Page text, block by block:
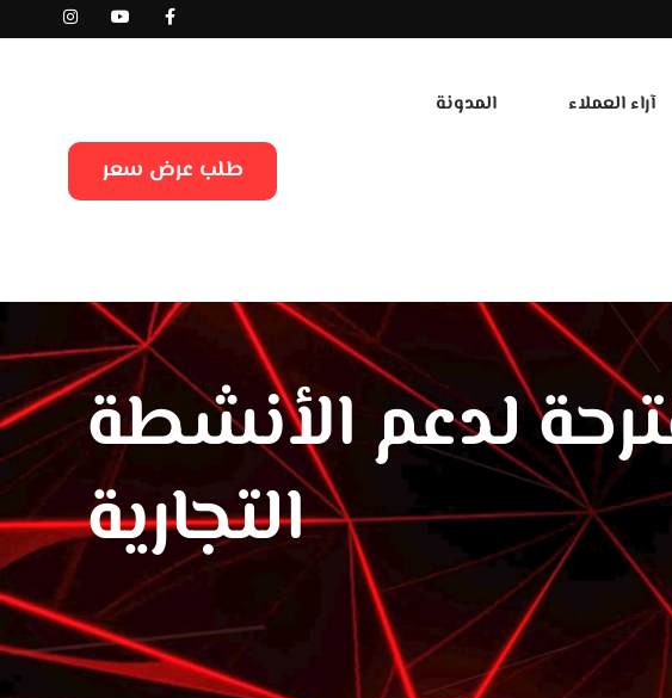
آراء العملاء المدونة
طلب عرض سعر
لدعم الأنشطة
التجارية